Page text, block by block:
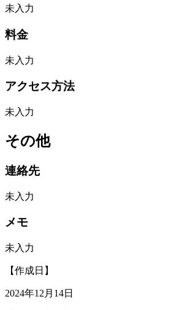
未入力
料金
未入力
アクセス方法
未入力
その他
連絡先
未入力
メモ
未入力
【作成日】
2024年12月14日